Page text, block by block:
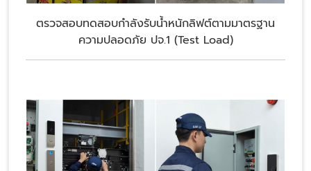
ตรวจสอบทดสอบกำลังรับน้ำหนักลิฟต์ตามมาตรฐาน
ความปลอดภัย ปจ.1 (Test Load)